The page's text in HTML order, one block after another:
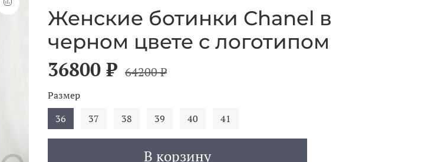
Женские ботинки Chanel в
черном цвете с логотипом
36800 ₽ 64200 ₽
В корзину
Размер
36
37 38 39 40 41